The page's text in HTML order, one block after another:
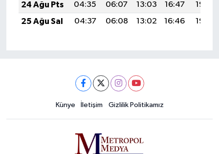
24 Ağu Pts
04:35 06:07 13:03 16:47
19:48
25 Ağu Sal
04:37 06:08 13:02 16:46 19:46
Künye İletişim Gizlilik Politikamız